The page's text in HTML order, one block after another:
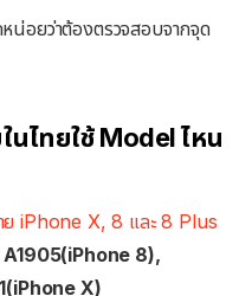
น่อยว่าต้องตรวจสอบจากจุด
นไทยใช้ Model ไหน
iPhone X, 8 และ 8 Plus
A1905(iPhone 8),
X)